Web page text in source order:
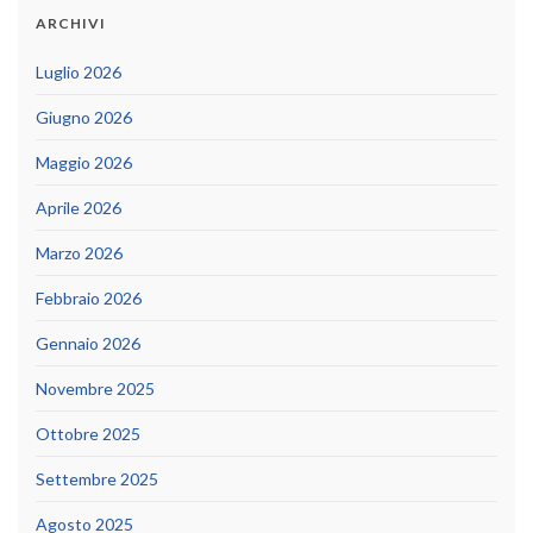
ARCHIVI
Luglio 2026
Giugno 2026
Maggio 2026
Aprile 2026
Marzo 2026
Febbraio 2026
Gennaio 2026
Novembre 2025
Ottobre 2025
Settembre 2025
Agosto 2025